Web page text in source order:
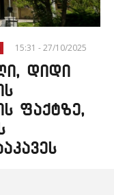
15:31 - 27/10/2025
დიდი
ფაქტზე,